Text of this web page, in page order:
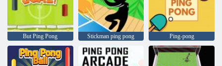
But Ping Pong Stickman ping pong Ping-pong